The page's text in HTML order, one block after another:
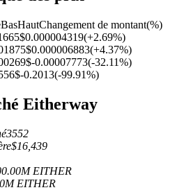
comme garantie
BasHautChangement de montant(%)
$0.000004319(+2.69%)
$0.000006883(+4.37%)
$-0.00007773(-32.11%)
$-0.2013(-99.91%)
Eitherway
3552
$16,439
EITHER
EITHER